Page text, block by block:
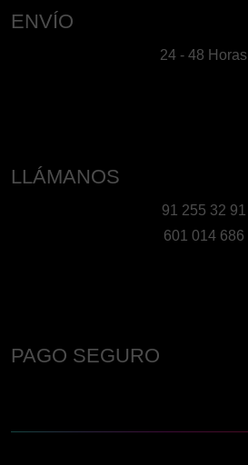
página
ENVÍO
24 - 48 Horas
LLÁMANOS
91 255 32 91
601 014 686
PAGO SEGURO